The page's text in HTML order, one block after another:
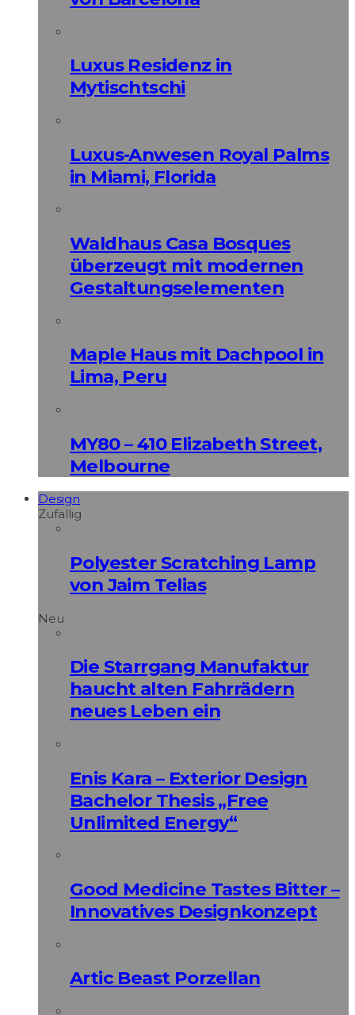
Luxus Residenz in
Mytischtschi
Luxus-Anwesen Royal Palms
in Miami, Florida
Waldhaus Casa Bosques
überzeugt mit modernen
Gestaltungselementen
Maple Haus mit Dachpool in
Lima, Peru
MY80 – 410 Elizabeth Street,
Melbourne
Design
Zufällig
Polyester Scratching Lamp
von Jaim Telias
Neu
Die Starrgang Manufaktur
haucht alten Fahrrädern
neues Leben ein
Enis Kara – Exterior Design
Bachelor Thesis „Free
Unlimited Energy“
Good Medicine Tastes Bitter –
Innovatives Designkonzept
Artic Beast Porzellan